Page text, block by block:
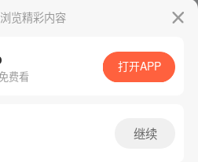
览精彩内容
费看
打开APP
继续
号：粤B2-20090059-5
Tencent. All Rights Reserved